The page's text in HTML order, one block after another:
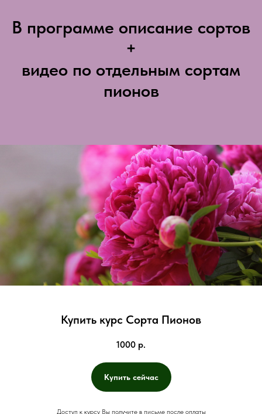
В программе описание сортов
+
видео по отдельным сортам
пионов
Купить курс Сорта Пионов
1000 р.
Купить сейчас
Доступ к курсу Вы получите в письме после оплаты